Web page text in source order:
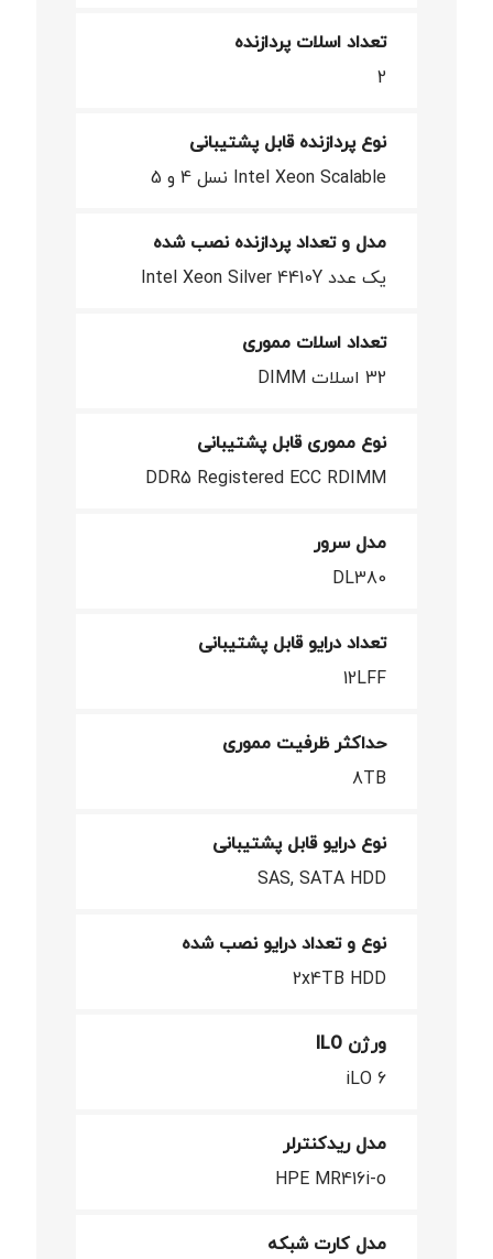
تعداد اسلات پردازنده
2
نوع پردازنده قابل پشتیبانی
Intel Xeon Scalable نسل 4 و 5
مدل و تعداد پردازنده نصب شده
یک عدد Intel Xeon Silver 4410Y
تعداد اسلات مموری
32 اسلات DIMM
نوع مموری قابل پشتیبانی
DDR5 Registered ECC RDIMM
مدل سرور
DL380
تعداد درایو قابل پشتیبانی
12LFF
حداکثر ظرفیت مموری
8TB
نوع درایو قابل پشتیبانی
SAS, SATA HDD
نوع و تعداد درایو نصب شده
2x4TB HDD
ورژن ILO
iLO 6
مدل ریدکنترلر
HPE MR416i-o
مدل کارت شبکه